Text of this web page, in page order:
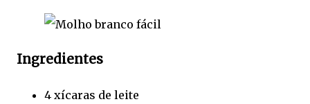
Ingredientes
4 xícaras de leite